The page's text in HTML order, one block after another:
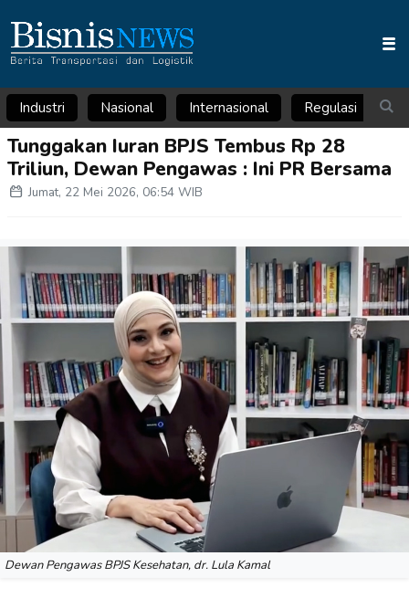
Industri Nasional Internasional Regulasi
Tunggakan Iuran BPJS Tembus Rp 28
Triliun, Dewan Pengawas : Ini PR Bersama
Jumat, 22 Mei 2026, 06:54 WIB
Dewan Pengawas BPJS Kesehatan, dr. Lula Kamal